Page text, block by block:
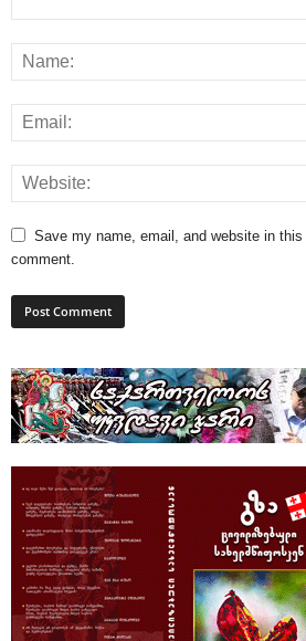
Save my name, email, and website in this
comment.